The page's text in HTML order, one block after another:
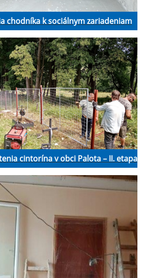
chodníka k sociálnym zariadeniam
cintorína v obci Palota – II. etapa